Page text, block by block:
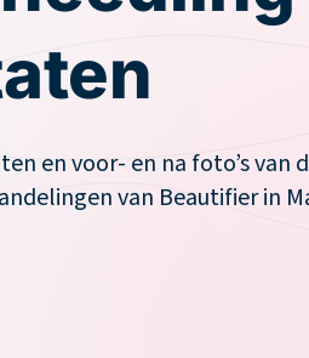
en voor- en na foto’s van
van Beautifier in